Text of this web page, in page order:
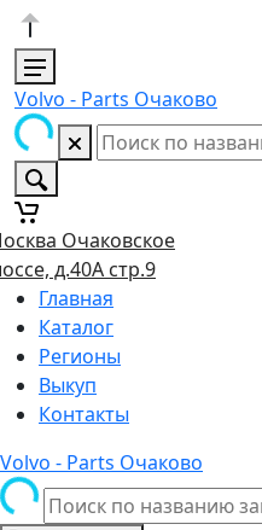
Volvo - Parts Очаково
Очаковское
д.40А стр.9
Главная
Каталог
Регионы
Выкуп
Контакты
Volvo - Parts Очаково